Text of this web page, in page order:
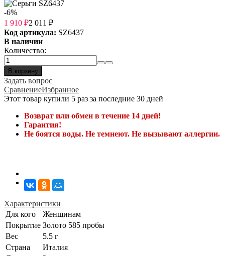
-6%
1 910 ₽2 011 ₽
Код артикула: SZ6437
В наличии
Количество:
В корзину
Задать вопрос
СравнениеИзбранное
Этот товар купили 5 раз за последние 30 дней
Возврат или обмен в течение 14 дней!
Гарантия!
Не боятся воды. Не темнеют. Не вызывают аллергии.
Характеристики
Для кого
Женщинам
Покрытие Золото 585 пробы
Вес
5.5 г
Страна
Италия